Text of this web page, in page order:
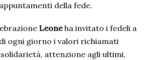
della fede.
Leoneha invitato i fedeli a
ogni giorno i valori richiamati
attenzione agli ultimi,